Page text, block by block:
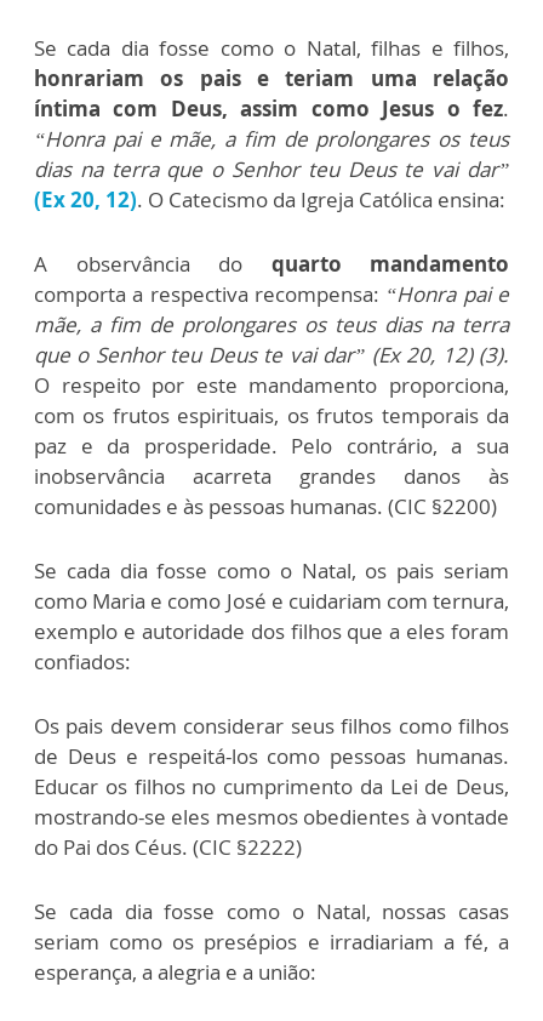
Se cada dia fosse como o Natal, filhas e filhos,
honrariam os pais e teriam uma relação
íntima com Deus, assim como Jesus o fez.
“Honra pai e mãe, a fim de prolongares os teus
dias na terra que o Senhor teu Deus te vai dar”
(Ex 20, 12). O Catecismo da Igreja Católica ensina:
A observância do quarto mandamento
comporta a respectiva recompensa: “Honra pai e
mãe, a fim de prolongares os teus dias na terra
que o Senhor teu Deus te vai dar” (Ex 20, 12) (3).
O respeito por este mandamento proporciona,
com os frutos espirituais, os frutos temporais da
paz e da prosperidade. Pelo contrário, a sua
inobservância acarreta grandes danos às
comunidades e às pessoas humanas. (CIC §2200)
Se cada dia fosse como o Natal, os pais seriam
como Maria e como José e cuidariam com ternura,
exemplo e autoridade dos filhos que a eles foram
confiados:
Os pais devem considerar seus filhos como filhos
de Deus e respeitá-los como pessoas humanas.
Educar os filhos no cumprimento da Lei de Deus,
mostrando-se eles mesmos obedientes à vontade
do Pai dos Céus. (CIC §2222)
Se cada dia fosse como o Natal, nossas casas
seriam como os presépios e irradiariam a fé, a
esperança, a alegria e a união: